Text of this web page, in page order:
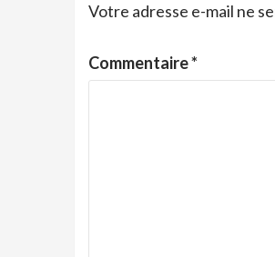
Votre adresse e-mail ne
Commentaire*